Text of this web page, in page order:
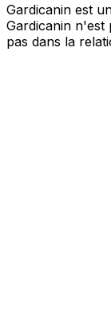
Gardicanin est
Gardicanin n'est
pas dans la